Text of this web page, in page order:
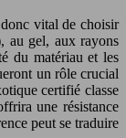
donc vital de choisir
au gel, aux rayons
du matériau et les
un rôle crucial
certifié classe
une résistance
peut se traduire